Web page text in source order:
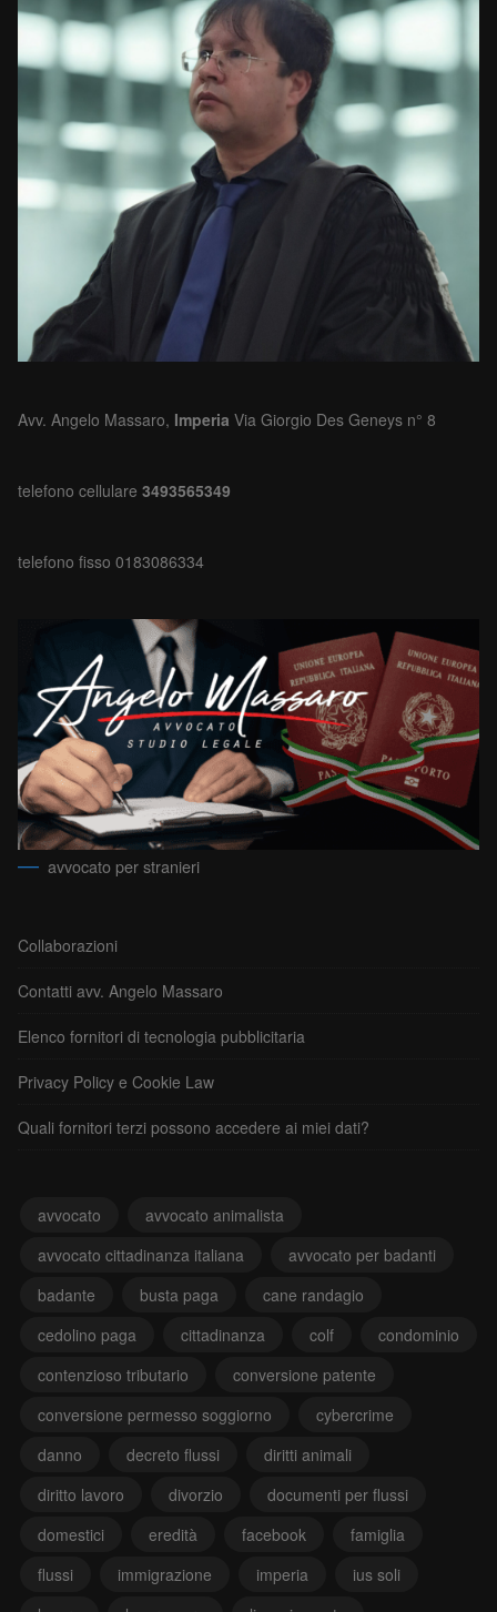
Avv. Angelo Massaro, Imperia Via Giorgio Des Geneys n° 8
telefono cellulare 3493565349
telefono fisso 0183086334
avvocato per stranieri
Collaborazioni
Contatti avv. Angelo Massaro
Elenco fornitori di tecnologia pubblicitaria
Privacy Policy e Cookie Law
Quali fornitori terzi possono accedere ai miei dati?
avvocato
avvocato animalista
avvocato cittadinanza italiana
avvocato per badanti
badante
busta paga
cane randagio
cedolino paga
cittadinanza colf
condominio
contenzioso tributario
conversione patente
conversione permesso soggiorno
cybercrime
danno
decreto flussi
diritti animali
diritto lavoro
divorzio
documenti per flussi
domestici
eredità facebook
famiglia
flussi
immigrazione imperia
ius soli